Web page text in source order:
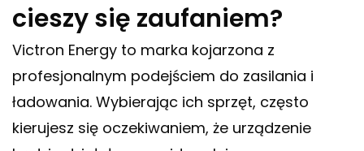
cieszy się zaufaniem?
Victron Energy to marka kojarzona z
profesjonalnym podejściem do zasilania i
ładowania. Wybierając ich sprzęt, często
kierujesz się oczekiwaniem, że urządzenie